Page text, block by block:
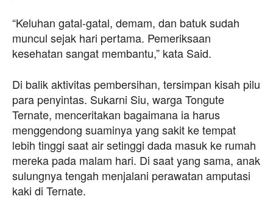
“Keluhan gatal-gatal, demam, dan batuk sudah
muncul sejak hari pertama. Pemeriksaan
kesehatan sangat membantu,” kata Said.
Di balik aktivitas pembersihan, tersimpan kisah pilu
para penyintas. Sukarni Siu, warga Tongute
Ternate, menceritakan bagaimana ia harus
menggendong suaminya yang sakit ke tempat
lebih tinggi saat air setinggi dada masuk ke rumah
mereka pada malam hari. Di saat yang sama, anak
sulungnya tengah menjalani perawatan amputasi
kaki di Ternate.